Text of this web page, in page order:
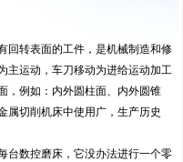
回转表面的工件，是机械制造和修
主运动，车刀移动为进给运动加工
，例如：内外圆柱面、内外圆锥
属切削机床中使用广，生产历史
台数控磨床，它没办法进行一个零